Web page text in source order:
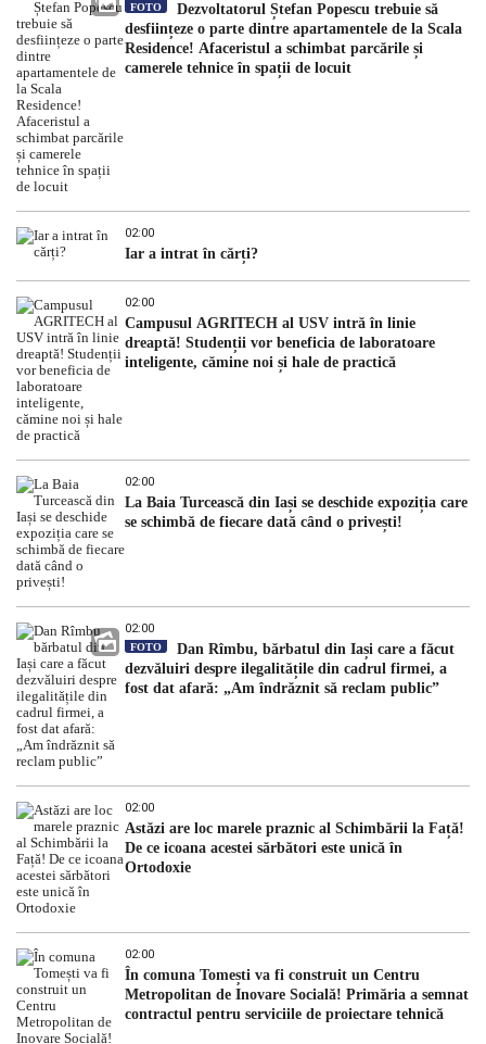
FOTO
Dezvoltatorul Ștefan Popescu trebuie să
desființeze o parte dintre apartamentele de la Scala
Residence! Afaceristul a schimbat parcările și
camerele tehnice în spații de locuit
02:00
Iar a intrat în cărți?
02:00
Campusul AGRITECH al USV intră în linie
dreaptă! Studenții vor beneficia de laboratoare
inteligente, cămine noi și hale de practică
02:00
La Baia Turcească din Iași se deschide expoziția care
se schimbă de fiecare dată când o privești!
02:00
FOTO
Dan Rîmbu, bărbatul din Iași care a făcut
dezvăluiri despre ilegalitățile din cadrul firmei, a
fost dat afară: „Am îndrăznit să reclam public”
02:00
Astăzi are loc marele praznic al Schimbării la Față!
De ce icoana acestei sărbători este unică în
Ortodoxie
02:00
În comuna Tomești va fi construit un Centru
Metropolitan de Inovare Socială! Primăria a semnat
contractul pentru serviciile de proiectare tehnică